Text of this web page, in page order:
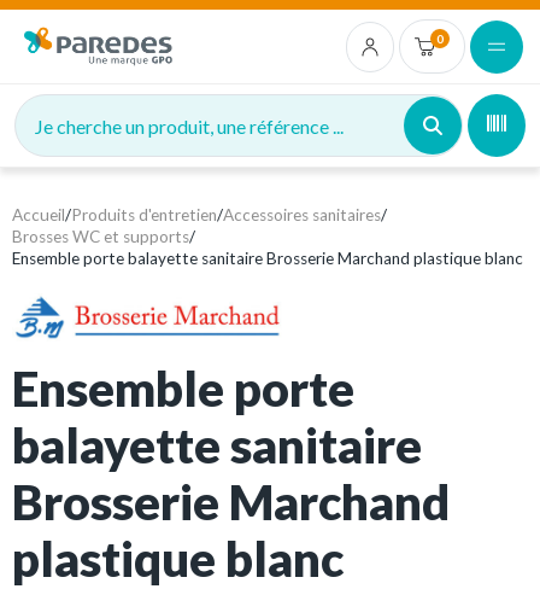
0
Je cherche un produit, une référence ...
Accueil/Produits d'entretien/Accessoires sanitaires/
Brosses WC et supports/
Ensemble porte balayette sanitaire Brosserie Marchand plastique blanc
Ensemble porte
balayette sanitaire
Brosserie Marchand
plastique blanc